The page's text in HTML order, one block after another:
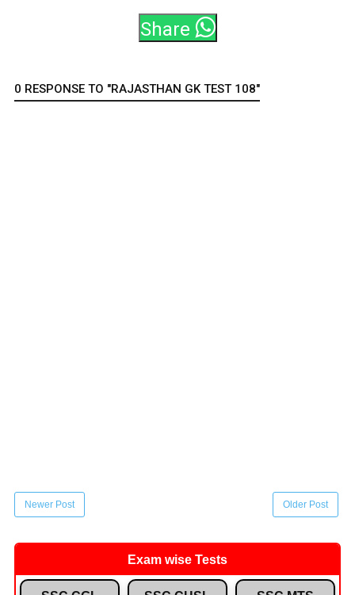
Share
0 RESPONSE TO "RAJASTHAN GK TEST 108"
Newer Post Older Post
Exam wise Tests